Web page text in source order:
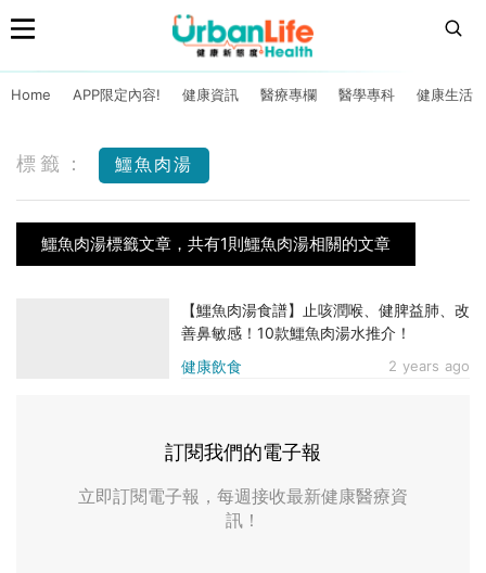
Home APP限定內容! 健康資訊 醫療專欄 醫學專科 健康生活
標籤： 鱷魚肉湯
鱷魚肉湯標籤文章，共有1則鱷魚肉湯相關的文章
健康飲食 2 years ago
【鱷魚肉湯食譜】止咳潤喉、健脾益肺、改
善鼻敏感！10款鱷魚肉湯水推介！
訂閱我們的電子報
立即訂閱電子報，每週接收最新健康醫療資
訊！